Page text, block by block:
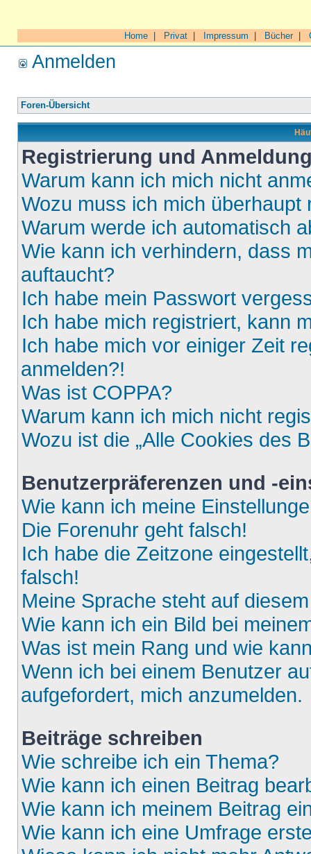
Home Privat Impressum Bücher|
Anmelden
Foren-Übersicht
Registrierung und
Warum kann ich mich nicht
Wozu muss ich mich überhaupt
Warum werde ich automatisch
Wie kann ich verhindern, dass
auftaucht?
Ich habe mein Passwort
Ich habe mich registriert, kann
Ich habe mich vor einiger Zeit
anmelden?!
Was ist COPPA?
Warum kann ich mich nicht
Wozu ist die „Alle Cookies des
Benutzerpräferenzen und -
Wie kann ich meine
Die Forenuhr geht falsch!
Ich habe die Zeitzone
falsch!
Meine Sprache steht auf
Wie kann ich ein Bild bei
Was ist mein Rang und wie
Wenn ich bei einem Benutzer
aufgefordert, mich anzumelden.
Beiträge schreiben
Wie schreibe ich ein Thema?
Wie kann ich einen Beitrag
Wie kann ich meinem Beitrag
Wie kann ich eine Umfrage